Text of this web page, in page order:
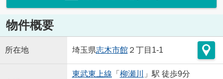
物件概要
所在地 埼玉県志木市館２丁目1-1
東武東上線 「 柳瀬川
」駅 徒歩9分